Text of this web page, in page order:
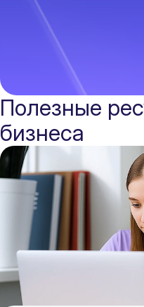
канцелярские товары
Программа
предпринимателей на
платформе
Полезные
бизнеса